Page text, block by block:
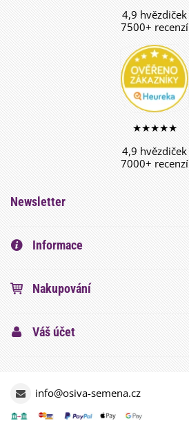
4,9 hvězdiček
7500+ recenzí
★★★★★
4,9 hvězdiček
7000+ recenzí
Newsletter
Informace
Nakupování
Váš účet
info@osiva-semena.cz